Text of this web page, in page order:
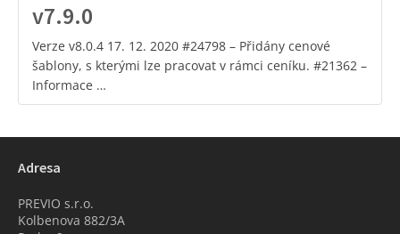
v7.9.0
Verze v8.0.4 17. 12. 2020 #24798 – Přidány cenové
šablony, s kterými lze pracovat v rámci ceníku. #21362 –
Informace …
Adresa
PREVIO s.r.o.
Kolbenova 882/3A